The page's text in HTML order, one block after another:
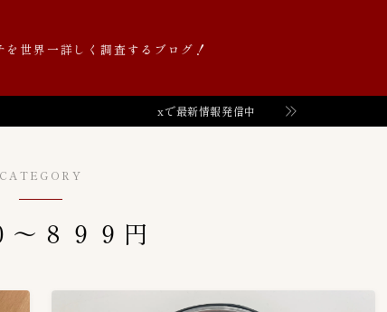
を世界一詳しく調査するブログ！
Value価格帯（円）
２００〜２９９円
xで最新情報発信中
CATEGORY
〜８９９円